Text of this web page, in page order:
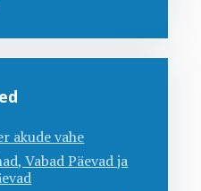
akude vahe
Vabad Päevad ja